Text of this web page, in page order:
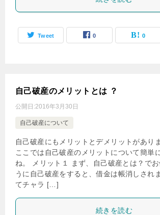
Tweet 0 0
自己破産のメリットとは ？
公開日:2016年3月30日
自己破産について
自己破産にもメリットとデメリットがあり
ここでは自己破産のメリットについて簡単
ね。 メリット１ まず、自己破産とは？で
うに自己破産をすると、借金は帳消しされ
てチャラ […]
続きを読む